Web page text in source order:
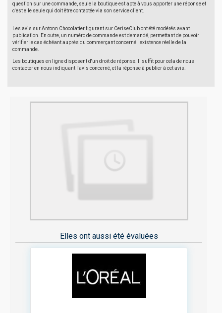
question sur une commande, seule la boutique est apte à vous apporter une réponse et
c'est elle seule qui doit être contactée via son service client.
Les avis sur Antonn Chocolatier figurant sur CeriseClub ont été modérés avant
publication. En outre, un numéro de commande est demandé, permettant de pouvoir
vérifier le cas échéant auprès du commerçant concerné l'existence réelle de la
commande.
Les boutiques en ligne disposent d'un droit de réponse. Il suffit pour cela de nous
contacter en nous indiquant l'avis concerné, et la réponse à publier à cet avis.
Elles ont aussi été évaluées